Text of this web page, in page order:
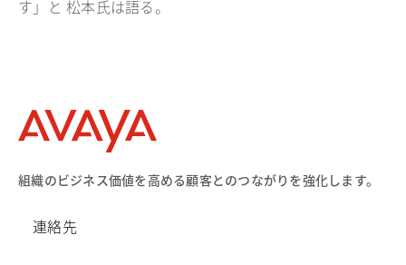
す」と 松本氏は語る。
組織のビジネス価値を高める顧客とのつながりを強化します。
連絡先